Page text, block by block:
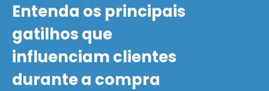
Entenda os principais
gatilhos que
influenciam clientes
durante a compra